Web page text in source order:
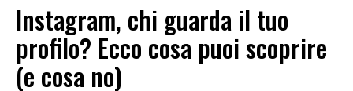
Instagram, chi guarda il tuo
profilo? Ecco cosa puoi scoprire
(e cosa no)